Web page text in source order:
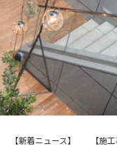
【新着ニュース】 【施